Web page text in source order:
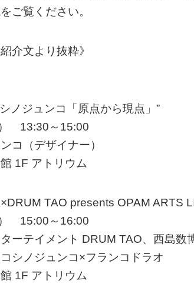
ご覧ください。
介文より抜粋》
ノジュンコ「原点から現点」”
13:30～15:00
コ（デザイナー）
1F アトリウム
TAO presents OPAM ARTS
15:00～16:00
ーテイメント DRUM TAO、西島数
シノジュンコ×フランコドラオ
1F アトリウム